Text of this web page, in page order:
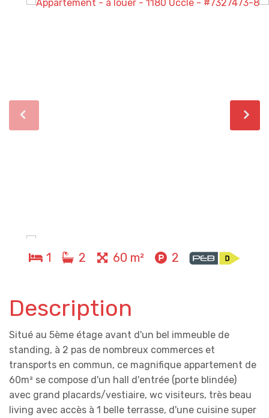
1 2 60 m² 2
Description
Situé au 5ème étage avant d'un bel immeuble de
standing, à 2 pas de nombreux commerces et
transports en commun, ce magnifique appartement de
60m² se compose d'un hall d'entrée (porte blindée)
avec grand placards/vestiaire, wc visiteurs, très beau
living avec accès à 1 belle terrasse, d'une cuisine super